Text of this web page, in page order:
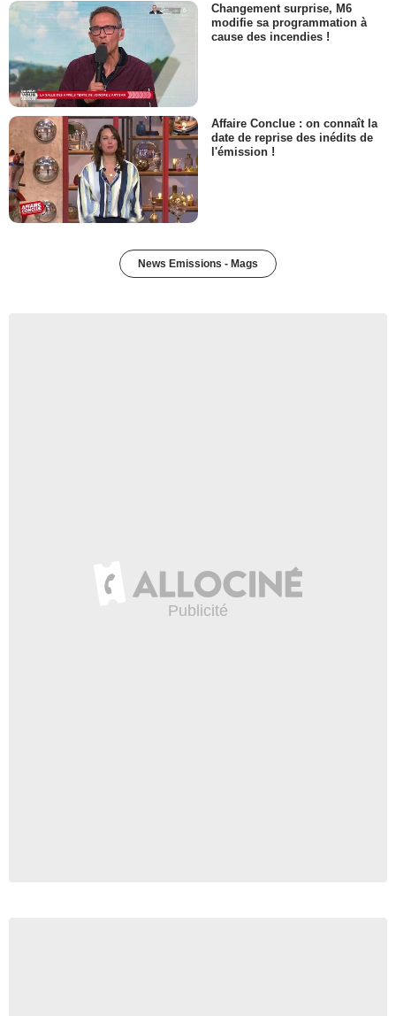
Changement surprise, M6
modifie sa programmation à
cause des incendies !
Affaire Conclue : on connaît la
date de reprise des inédits de
l'émission !
News Emissions - Mags